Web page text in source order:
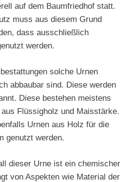
auf dem Baumfriedhof statt.
muss aus diesem Grund
dass ausschließlich
werden.
solche Urnen
abbaubar sind. Diese werden
Diese bestehen meistens
Flüssigholz und Maisstärke.
Urnen aus Holz für die
genutzt werden.
dieser Urne ist ein chemischer
von Aspekten wie Material der